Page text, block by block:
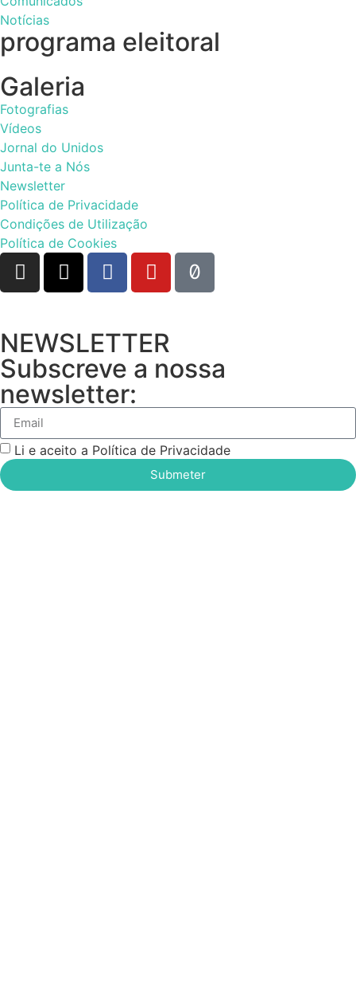
Notícias
programa eleitoral
Galeria
Fotografias
Vídeos
Jornal do Unidos
Junta-te a Nós
Newsletter
Política de Privacidade
Condições de Utilização
Política de Cookies
NEWSLETTER
Subscreve a nossa
newsletter:
Li e aceito a Política de Privacidade
Submeter